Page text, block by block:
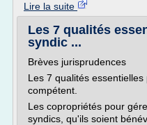
Lire la suite
Les 7 qualités
syndic ...
Brèves jurisprudences
Les 7 qualités
compétent.
Les copropriétés pour
syndics, qu'ils soient